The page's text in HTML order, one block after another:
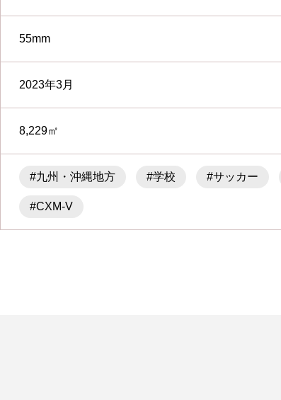
55mm
2023年3月
8,229㎡
#九州・沖縄地方 #学校 #サッカー
#CXM-V